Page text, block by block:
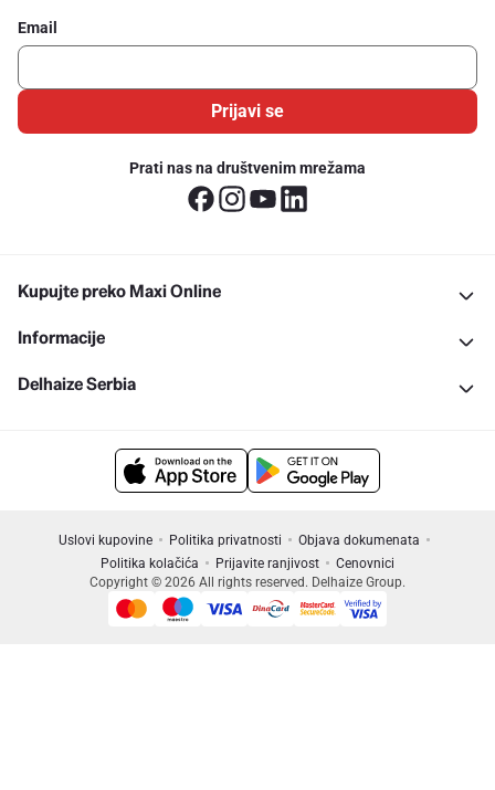
Email
Prijavi se
Prati nas na društvenim mrežama
Kupujte preko Maxi Online
Informacije
Delhaize Serbia
Uslovi kupovine Politika privatnosti
Objava dokumenata
Politika kolačića
Prijavite ranjivost
Cenovnici
Copyright © 2026 All rights reserved. Delhaize Group.